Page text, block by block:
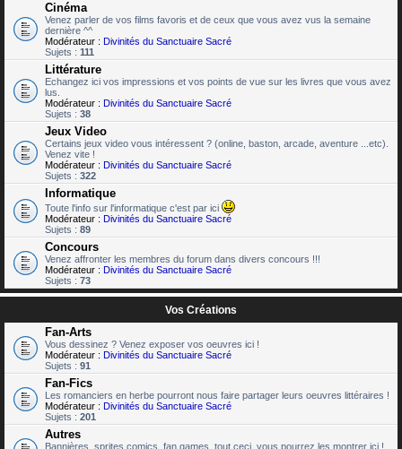
Cinéma
Venez parler de vos films favoris et de ceux que vous avez vus la semaine
dernière ^^
Modérateur : Divinités du Sanctuaire Sacré
Sujets : 111
Littérature
Echangez ici vos impressions et vos points de vue sur les livres que vous avez
lus.
Modérateur : Divinités du Sanctuaire Sacré
Sujets : 38
Jeux Video
Certains jeux video vous intéressent ? (online, baston, arcade, aventure ...etc).
Venez vite !
Modérateur : Divinités du Sanctuaire Sacré
Sujets : 322
Informatique
Toute l'info sur l'informatique c'est par ici
Modérateur : Divinités du Sanctuaire Sacré
Sujets : 89
Concours
Venez affronter les membres du forum dans divers concours !!!
Modérateur : Divinités du Sanctuaire Sacré
Sujets : 73
Vos Créations
Fan-Arts
Vous dessinez ? Venez exposer vos oeuvres ici !
Modérateur : Divinités du Sanctuaire Sacré
Sujets : 91
Fan-Fics
Les romanciers en herbe pourront nous faire partager leurs oeuvres littéraires !
Modérateur : Divinités du Sanctuaire Sacré
Sujets : 201
Autres
Bannières, sprites comics, fan games, tout ceci, vous pourrez les montrer ici !